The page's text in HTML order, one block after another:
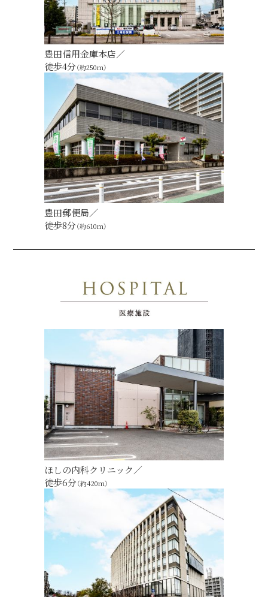
豊田信用金庫本店／
徒歩4分（約250m）
豊田郵便局／
徒歩8分（約610m）
ほしの内科クリニック／
徒歩6分（約420m）